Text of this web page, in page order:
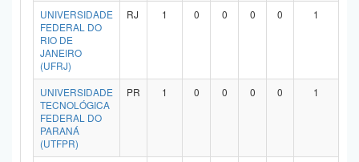
UNIVERSIDADE
FEDERAL DO
RIO DE
JANEIRO
(UFRJ)
RJ 1 0 0 0 0 1
UNIVERSIDADE
TECNOLÓGICA
FEDERAL DO
PARANÁ
(UTFPR)
PR 1 0 0 0 0 1